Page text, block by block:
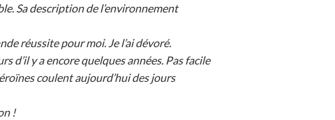
Sa description de l’environnement
réussite pour moi. Je l’ai dévoré.
d’il y a encore quelques années. Pas facile
coulent aujourd’hui des jours
!